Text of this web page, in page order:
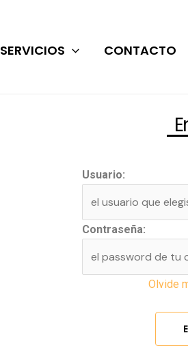
SERVICIOS CONTACTO
Usuario:
Contraseña:
Olvide